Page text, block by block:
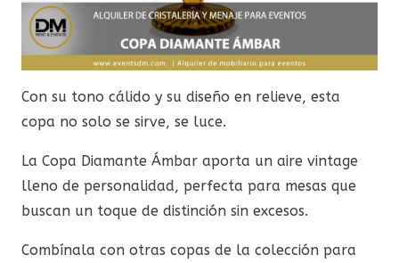
Con su tono cálido y su diseño en relieve, esta
copa no solo se sirve, se luce.
La Copa Diamante Ámbar aporta un aire vintage
lleno de personalidad, perfecta para mesas que
buscan un toque de distinción sin excesos.
Combínala con otras copas de la colección para